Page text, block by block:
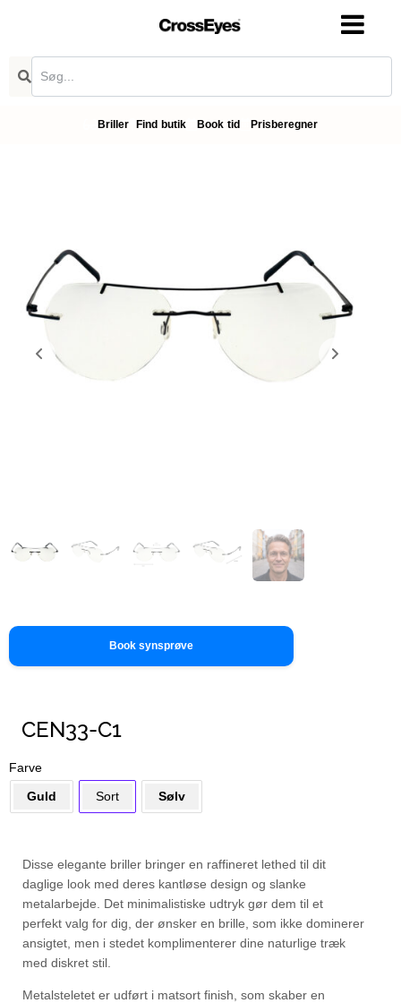
Briller Find butik Book tid Prisberegner
Book synsprøve
CEN33-C1
Farve
Guld
Sort Sølv
Disse elegante briller bringer en raffineret lethed til dit
daglige look med deres kantløse design og slanke
metalarbejde. Det minimalistiske udtryk gør dem til et
perfekt valg for dig, der ønsker en brille, som ikke dominerer
ansigtet, men i stedet komplimenterer dine naturlige træk
med diskret stil.
Metalsteletet er udført i matsort finish, som skaber en